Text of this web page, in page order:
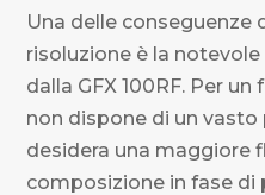
Una delle conseguenze
risoluzione è la notevole
dalla GFX 100RF. Per
non dispone di un
desidera una maggiore
composizione in fase